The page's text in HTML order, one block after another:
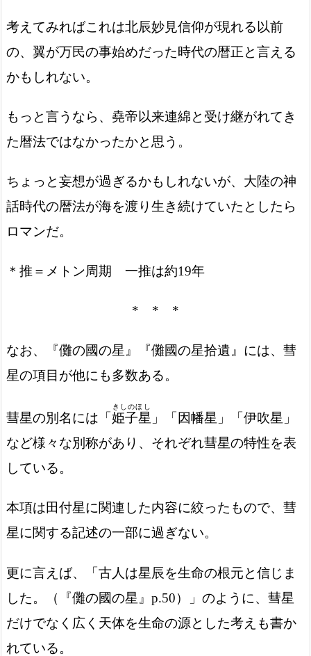
考えてみればこれは北辰妙見信仰が現れる以前
の、翼が万民の事始めだった時代の暦正と言える
かもしれない。
もっと言うなら、堯帝以来連綿と受け継がれてき
た暦法ではなかったかと思う。
ちょっと妄想が過ぎるかもしれないが、大陸の神
話時代の暦法が海を渡り生き続けていたとしたら
ロマンだ。
＊推＝メトン周期 一推は約19年
* * *
なお、『儺の國の星』『儺國の星拾遺』には、彗
星の項目が他にも多数ある。
彗星の別名には「 姫子星
きしのほし
」「因幡星」「伊吹星」
など様々な別称があり、それぞれ彗星の特性を表
している。
本項は田付星に関連した内容に絞ったもので、彗
星に関する記述の一部に過ぎない。
更に言えば、「古人は星辰を生命の根元と信じま
した。（『儺の國の星』p.50）」のように、彗星
だけでなく広く天体を生命の源とした考えも書か
れている。